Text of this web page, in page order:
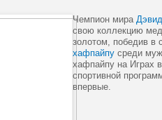
Чемпион мира
свою коллекцию
золотом, победив в
хафпайпу среди
хафпайпу на Играх
спортивной
впервые.